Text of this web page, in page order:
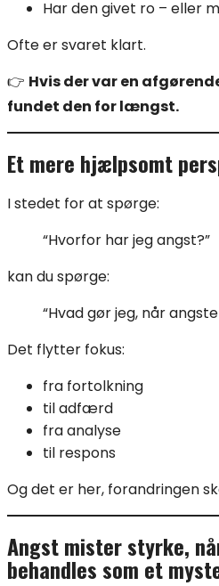
Har den givet ro – eller
Ofte er svaret klart.
👉 Hvis der var en
fundet den for længst.
Et mere hjælpsomt
I stedet for at spørge:
“Hvorfor har jeg angst?”
kan du spørge:
“Hvad gør jeg, når
Det flytter fokus:
fra fortolkning
til adfærd
fra analyse
til respons
Og det er her, forandringen
Angst mister styrke,
behandles som et